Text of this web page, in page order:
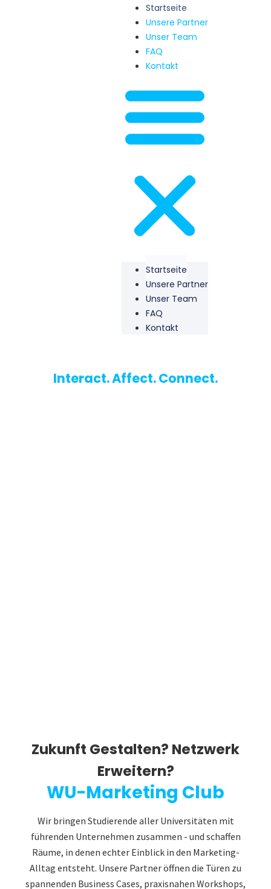
Startseite
Unsere Partner
Unser Team
FAQ
Kontakt
Startseite
Unsere Partner
Unser Team
FAQ
Kontakt
Interact. Affect. Connect.
Zukunft Gestalten? Netzwerk
Erweitern?
WU-Marketing Club
Wir bringen Studierende aller Universitäten mit
führenden Unternehmen zusammen - und schaffen
Räume, in denen echter Einblick in den Marketing-
Alltag entsteht. Unsere Partner öffnen die Türen zu
spannenden Business Cases, praxisnahen Workshops,